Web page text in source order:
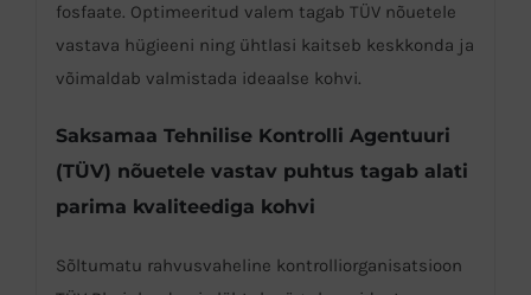
fosfaate. Optimeeritud valem tagab TÜV nõuetele
vastava hügieeni ning ühtlasi kaitseb keskkonda ja
võimaldab valmistada ideaalse kohvi.
Saksamaa Tehnilise Kontrolli Agentuuri
(TÜV) nõuetele vastav puhtus tagab alati
parima kvaliteediga kohvi
Sõltumatu rahvusvaheline kontrolliorganisatsioon